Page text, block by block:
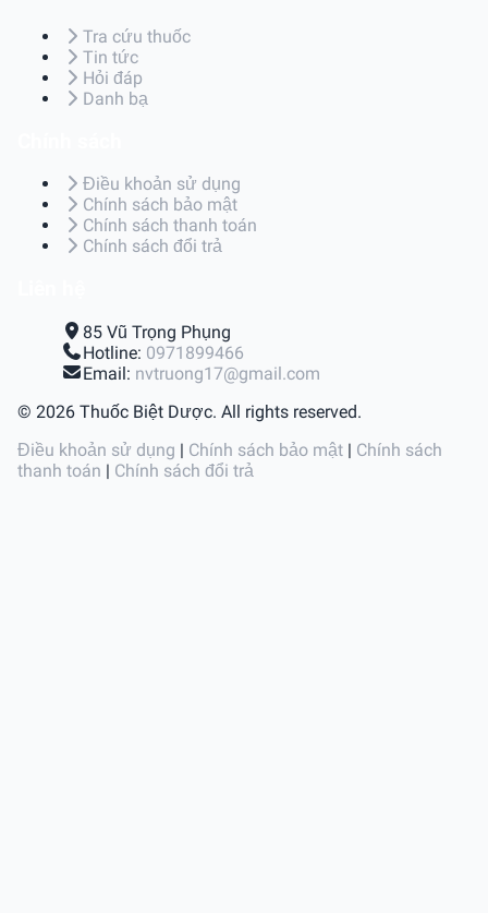
Tra cứu thuốc
Tin tức
Hỏi đáp
Danh bạ
Điều khoản sử dụng
Chính sách bảo mật
Chính sách thanh toán
Chính sách đổi trả
85 Vũ Trọng Phụng
Hotline: 0971899466
Email: nvtruong17@gmail.com
© 2026 Thuốc Biệt Dược. All rights reserved.
Điều khoản sử dụng | Chính sách bảo mật | Chính sách
thanh toán | Chính sách đổi trả